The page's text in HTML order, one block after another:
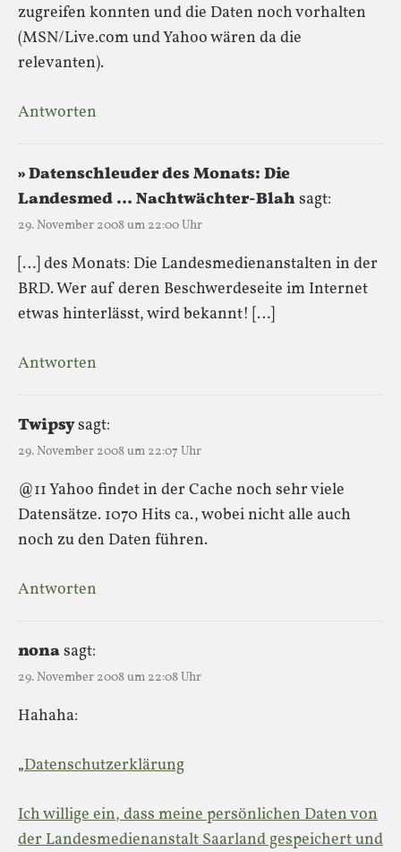
zugreifen konnten und die Daten noch vorhalten
(MSN/Live.com und Yahoo wären da die
relevanten).
Antworten
» Datenschleuder des Monats: Die
Landesmed … Nachtwächter-Blah sagt:
29. November 2008 um 22:00 Uhr
[…] des Monats: Die Landesmedienanstalten in der
BRD. Wer auf deren Beschwerdeseite im Internet
etwas hinterlässt, wird bekannt! […]
Antworten
Twipsysagt:
29. November 2008 um 22:07 Uhr
@11 Yahoo findet in der Cache noch sehr viele
Datensätze. 1070 Hits ca., wobei nicht alle auch
noch zu den Daten führen.
Antworten
nonasagt:
29. November 2008 um 22:08 Uhr
Hahaha:
„Datenschutzerklärung
Ich willige ein, dass meine persönlichen Daten von
der Landesmedienanstalt Saarland gespeichert und